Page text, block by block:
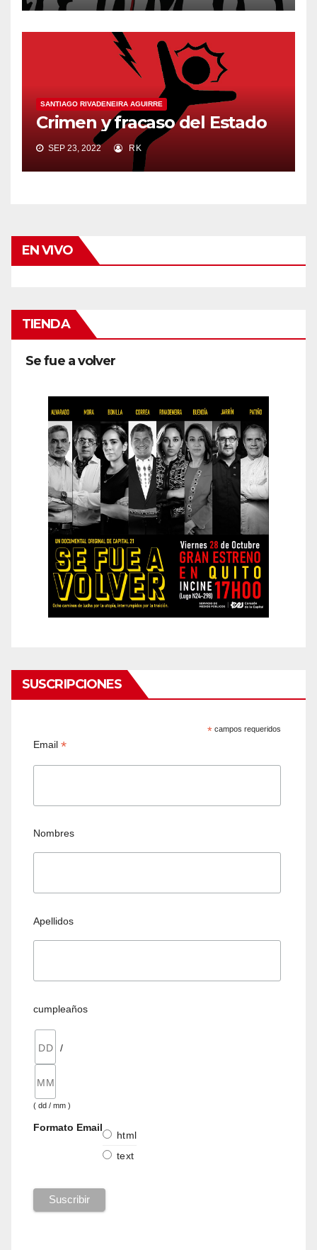
SANTIAGO RIVADENEIRA AGUIRRE
Crimen y fracaso del Estado
SEP 23, 2022 RK
EN VIVO
TIENDA
Se fue a volver
SUSCRIPCIONES
* campos requeridos
Email*
Nombres
Apellidos
cumpleaños
/
( dd / mm )
Formato Email
html
text